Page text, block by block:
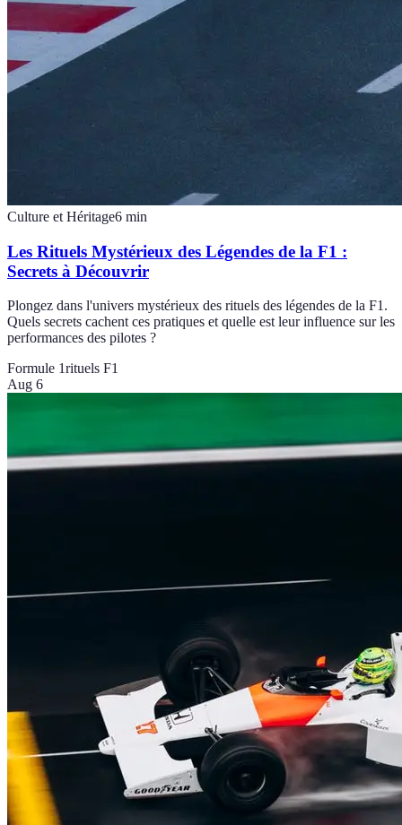
Culture et Héritage6 min
Les Rituels Mystérieux des Légendes de la F1 :
Secrets à Découvrir
Plongez dans l'univers mystérieux des rituels des légendes de la F1.
Quels secrets cachent ces pratiques et quelle est leur influence sur les
performances des pilotes ?
Formule 1rituels F1
Aug 6